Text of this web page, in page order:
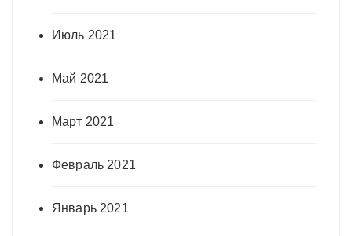
Июль 2021
Май 2021
Март 2021
Февраль 2021
Январь 2021